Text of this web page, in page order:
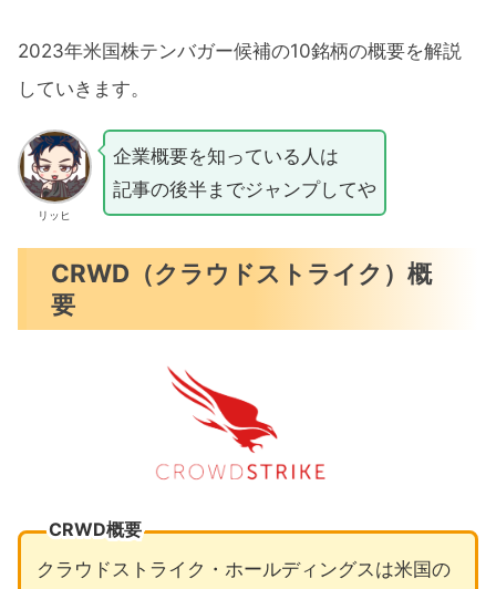
2023年米国株テンバガー候補の10銘柄の概要を解説
していきます。
リッヒ
企業概要を知っている人は
記事の後半までジャンプしてや
CRWD（クラウドストライク）概
要
CRWD概要
クラウドストライク・ホールディングスは米国の